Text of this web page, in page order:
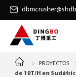
> PROYECTOS
de 10T/H en